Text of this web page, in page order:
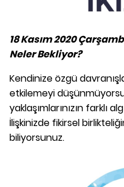
18 Kasım 2020
Neler Bekliyor?
Kendinize özgü
etkilemeyi
yaklaşımlarınızın farklı
İlişkinizde fikirsel
biliyorsunuz.